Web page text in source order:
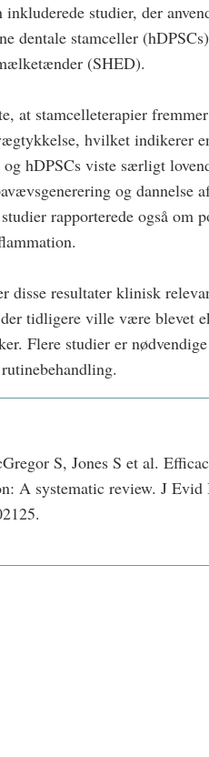
inkluderede studier, der
dentale stamceller
(SHED).
at stamcelleterapier
hvilket indikerer
hDPSCs viste særligt
og dannelse
rapporterede også om
disse resultater klinisk
tidligere ville være blevet
Flere studier er
S, Jones S et al.
A systematic review. J Evid